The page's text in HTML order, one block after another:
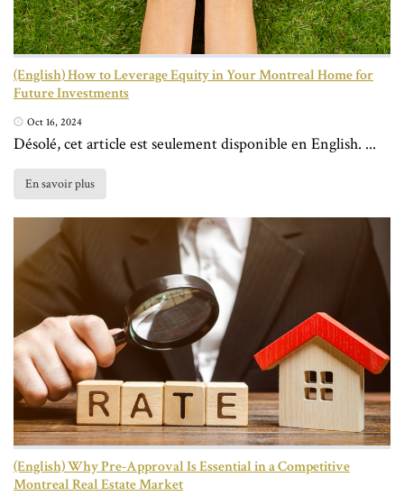
(English) How to Leverage Equity in Your Montreal Home for
Future Investments
Oct 16, 2024
Désolé, cet article est seulement disponible en English. ...
En savoir plus
(English) Why Pre-Approval Is Essential in a Competitive
Montreal Real Estate Market